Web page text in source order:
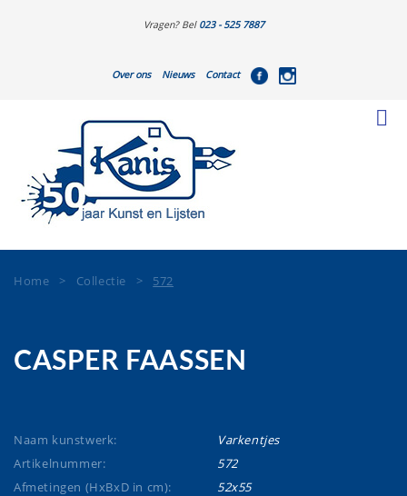
Vragen? Bel 023 - 525 7887
Over ons Nieuws Contact
Home > Collectie > 572
CASPER FAASSEN
Naam kunstwerk:
Varkentjes
Artikelnummer:
572
Afmetingen (HxBxD in cm):
52x55